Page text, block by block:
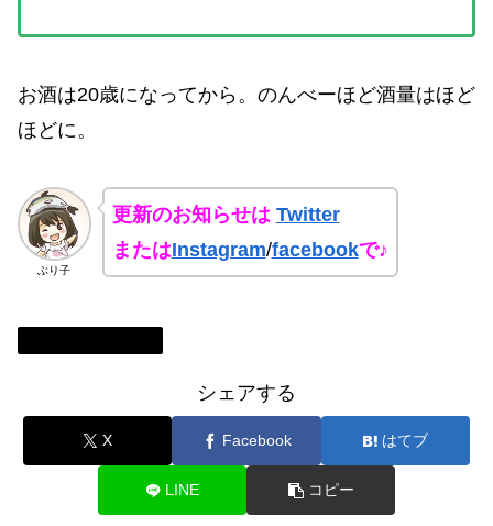
お酒は20歳になってから。のんべーほど酒量はほど
ほどに。
ぶり子
更新のお知らせは Twitter
またはInstagram/facebookで♪
シェアする
X Facebook はてブ
LINE コピー